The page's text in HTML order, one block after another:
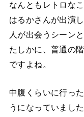
なんともレトロな
はるかさんが出演
人が出会うシーン
たしかに、普通の
ですよね。
中腹くらいに行っ
うになっていまし